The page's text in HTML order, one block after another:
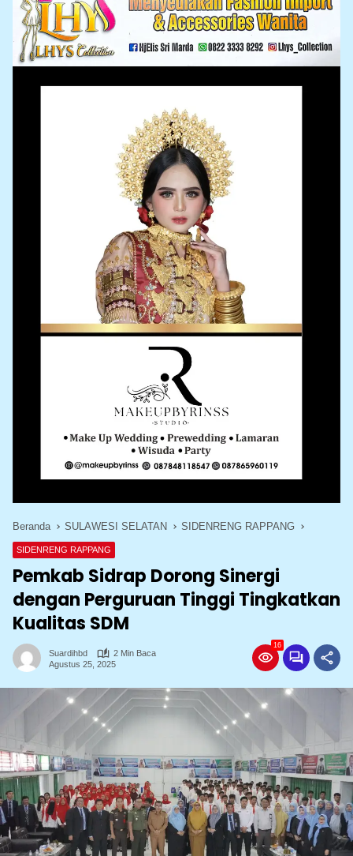
Beranda SULAWESI SELATAN SIDENRENG RAPPANG
SIDENRENG RAPPANG
Pemkab Sidrap Dorong Sinergi
dengan Perguruan Tinggi Tingkatkan
Kualitas SDM
Suardihbd
2 Min Baca
Agustus 25, 2025
16